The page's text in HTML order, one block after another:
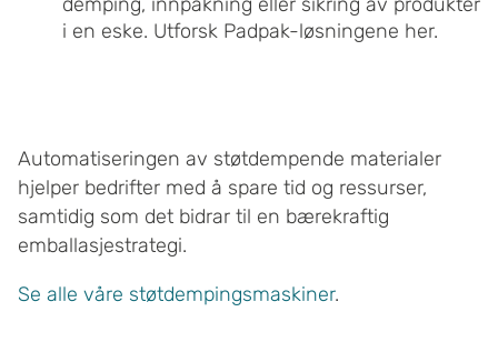
nettstedet vårt, gir du ditt samtykke til å bruke cookies.
Du kan også administrere innstillingene dine ved å klikke
i en eske. Utforsk Padpak-løsningene her.
Automatiseringen av støtdempende materialer
hjelper bedrifter med å spare tid og ressurser,
samtidig som det bidrar til en bærekraftig
emballasjestrategi.
Se alle våre støtdempingsmaskiner.